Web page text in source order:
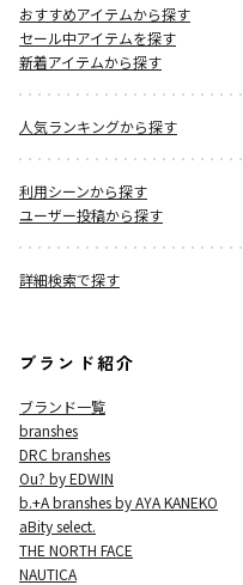
おすすめアイテムから探す
セール中アイテムを探す
新着アイテムから探す
人気ランキングから探す
利用シーンから探す
ユーザー投稿から探す
詳細検索で探す
ブランド紹介
ブランド一覧
branshes
DRC branshes
Ou? by EDWIN
b.+A branshes by AYA KANEKO
aBity select.
THE NORTH FACE
NAUTICA